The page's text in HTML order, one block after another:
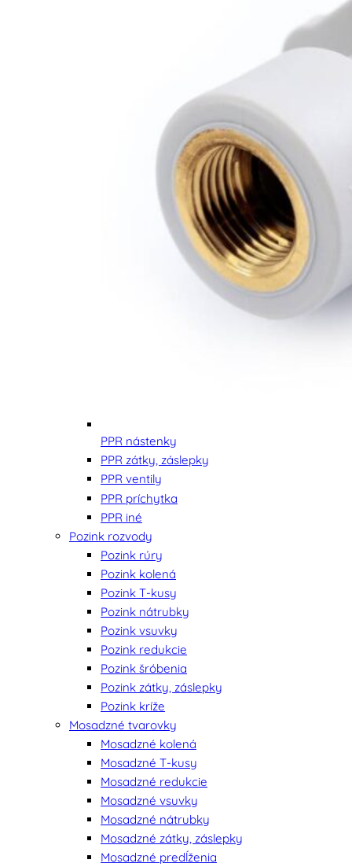
PPR nástenky
PPR zátky, záslepky
PPR ventily
PPR príchytka
PPR iné
Pozink rozvody
Pozink rúry
Pozink kolená
Pozink T-kusy
Pozink nátrubky
Pozink vsuvky
Pozink redukcie
Pozink šróbenia
Pozink zátky, záslepky
Pozink kríže
Mosadzné tvarovky
Mosadzné kolená
Mosadzné T-kusy
Mosadzné redukcie
Mosadzné vsuvky
Mosadzné nátrubky
Mosadzné zátky, záslepky
Mosadzné predĺženia